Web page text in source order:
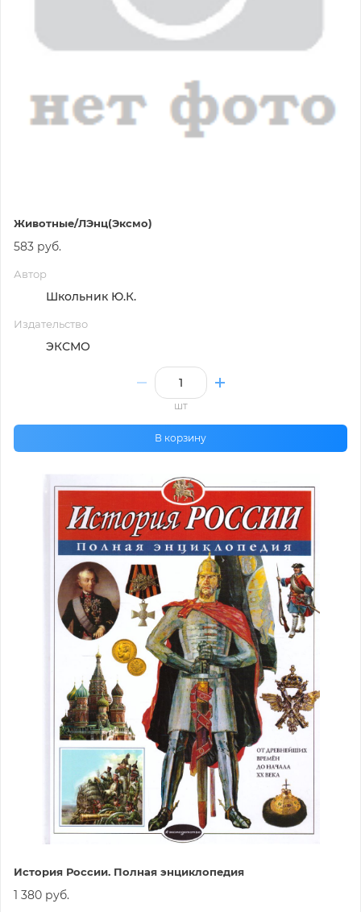
Животные/ЛЭнц(Эксмо)
583 руб.
Автор
Школьник Ю.К.
Издательство
ЭКСМО
шт
В корзину
История России. Полная энциклопедия
1 380 руб.